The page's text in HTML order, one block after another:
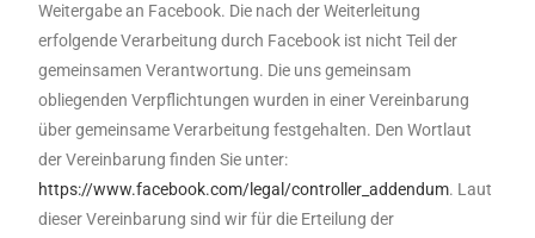
Weitergabe an Facebook. Die nach der Weiterleitung
erfolgende Verarbeitung durch Facebook ist nicht Teil der
gemeinsamen Verantwortung. Die uns gemeinsam
obliegenden Verpflichtungen wurden in einer Vereinbarung
über gemeinsame Verarbeitung festgehalten. Den Wortlaut
der Vereinbarung finden Sie unter:
https://www.facebook.com/legal/controller_addendum. Laut
dieser Vereinbarung sind wir für die Erteilung der